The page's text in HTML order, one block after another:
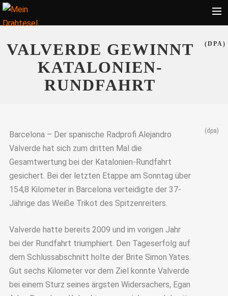
Ratgeber
Suche
VALVERDE GEWINNT
KATALONIEN-
RUNDFAHRT
(DPA)
Barcelona – Der spanische Radprofi Alejandro
Valverde hat sich zum dritten Mal die
Gesamtwertung bei der Katalonien-Rundfahrt
gesichert. Bei der letzten Etappe am Sonntag über
154,8 Kilometer in Barcelona verteidigte der 37-
Jährige das Weiße Trikot des Spitzenreiters.
Valverde hatte bereits 2009 und im vorigen Jahr
bei der Rundfahrt triumphiert. Den Tageserfolg auf
dem Schlussabschnitt holte der Brite Simon Yates.
Gut sechs Kilometer vor dem Ziel konnte Valverde
bei einem Sturz seines ärgsten Widersachers, Egan
(dpa)